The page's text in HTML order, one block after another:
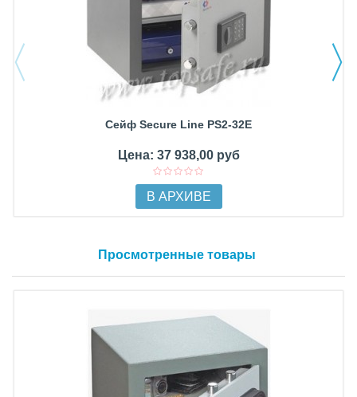
Сейф Secure Line PS2-32E
Цена: 37 938,00 руб
В АРХИВЕ
Просмотренные товары